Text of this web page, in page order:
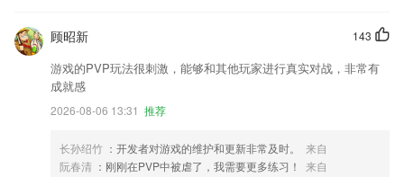
143
顾昭新
游戏的PVP玩法很刺激，能够和其他玩家进行真实对战，非常有
成就感
2026-08-06 13:31 推荐
长孙绍竹 ：开发者对游戏的维护和更新非常及时。
来自
阮春清 ：刚刚在PVP中被虐了，我需要更多练习！
来自